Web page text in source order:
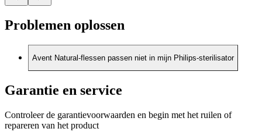
Problemen oplossen
Avent Natural-flessen passen niet in mijn Philips-sterilisator
Garantie en service
Controleer de garantievoorwaarden en begin met het ruilen of
repareren van het product